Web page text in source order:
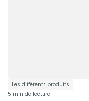
Les différents produits
5 min de lecture